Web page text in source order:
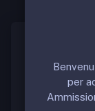
Ministero
finalmente
per